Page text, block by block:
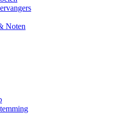
Noten